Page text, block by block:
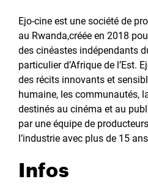
Ejo-cine est une société de
au Rwanda,créée en 2018
des cinéastes indépendants
particulier d’Afrique de l’Est.
des récits innovants et
humaine, les communautés,
destinés au cinéma et au
par une équipe de
l’industrie avec plus de 15
Infos